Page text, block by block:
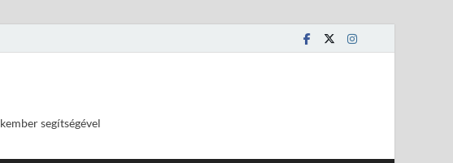
segítségével